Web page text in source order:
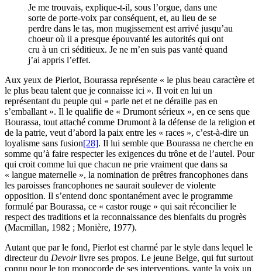
Je me trouvais, explique-t-il, sous l’orgue, dans une
sorte de porte-voix par conséquent, et, au lieu de se
perdre dans le tas, mon mugissement est arrivé jusqu’au
choeur où il a presque épouvanté les autorités qui ont
cru à un cri séditieux. Je ne m’en suis pas vanté quand
j’ai appris l’effet.
Aux yeux de Pierlot, Bourassa représente « le plus beau caractère et
le plus beau talent que je connaisse ici ». Il voit en lui un
représentant du peuple qui « parle net et ne déraille pas en
s’emballant ». Il le qualifie de « Drumont sérieux », en ce sens que
Bourassa, tout attaché comme Drumont à la défense de la religion et
de la patrie, veut d’abord la paix entre les « races », c’est-à-dire un
loyalisme sans fusion[28]. Il lui semble que Bourassa ne cherche en
somme qu’à faire respecter les exigences du trône et de l’autel. Pour
qui croit comme lui que chacun ne prie vraiment que dans sa
« langue maternelle », la nomination de prêtres francophones dans
les paroisses francophones ne saurait soulever de violente
opposition. Il s’entend donc spontanément avec le programme
formulé par Bourassa, ce « castor rouge » qui sait réconcilier le
respect des traditions et la reconnaissance des bienfaits du progrès
(Macmillan, 1982 ; Monière, 1977).
Autant que par le fond, Pierlot est charmé par le style dans lequel le
directeur du Devoirlivre ses propos. Le jeune Belge, qui fut surtout
connu pour le ton monocorde de ses interventions, vante la voix un